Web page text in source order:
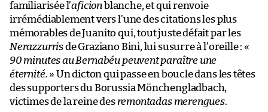
familiarisée l’aficionblanche, et qui renvoie
irrémédiablement vers l’une des citations les plus
mémorables de Juanito qui, tout juste défait par les
Nerazzurris de Graziano Bini, lui susurre à l’oreille : «
90 minutes au Bernabéu peuvent paraître une
éternité. » Un dicton qui passe en boucle dans les têtes
des supporters du Borussia Mönchengladbach,
victimes de la reine des remontadas merengues.